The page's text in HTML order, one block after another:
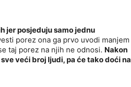
jer posjeduju samo jednu
porez ona ga prvo uvodi manjem
taj porez na njih ne odnosi. Nakon
veći broj ljudi, pa će tako doći na